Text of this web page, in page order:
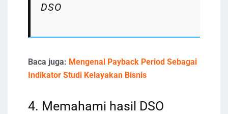
DSO
Baca juga: Mengenal Payback Period Sebagai
Indikator Studi Kelayakan Bisnis
4. Memahami hasil DSO